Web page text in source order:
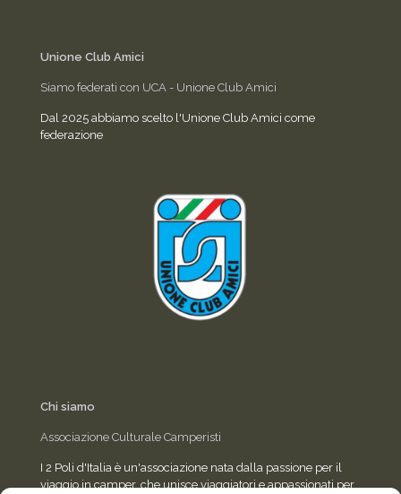
Unione Club Amici
Siamo federati con UCA - Unione Club Amici
Dal 2025 abbiamo scelto l'Unione Club Amici come
federazione
Chi siamo
Associazione Culturale Camperisti
I 2 Poli d'Italia è un'associazione nata dalla passione per il
viaggio in camper, che unisce viaggiatori e appassionati per